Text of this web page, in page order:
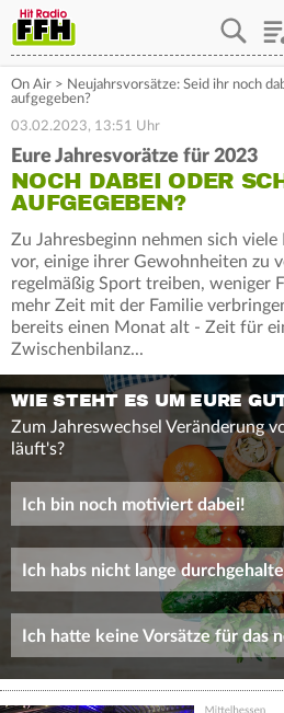
On Air > Neujahrsvorsätze: Seid ihr noch
aufgegeben?
03.02.2023, 13:51 Uhr
Eure Jahresvorätze für 2023
NOCH DABEI ODER
AUFGEGEBEN?
Zu Jahresbeginn nehmen sich viele
vor, einige ihrer Gewohnheiten zu
regelmäßig Sport treiben, weniger
mehr Zeit mit der Familie
bereits einen Monat alt - Zeit für
Zwischenbilanz...
WIE STEHT ES UM EURE
Zum Jahreswechsel Veränderung
läuft's?
Ich bin noch motiviert dabei!
Ich habs nicht lange
Ich hatte keine Vorsätze für das